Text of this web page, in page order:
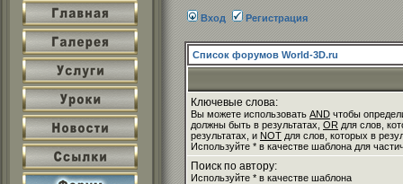
Вход Регистрация
Список форумов World-3D.ru
Ключевые слова:
Вы можете использовать AND чтобы
должны быть в результатах, OR для слов,
результатах, и NOT для слов, которых в
Используйте * в качестве шаблона для
Поиск по автору:
Используйте * в качестве шаблона